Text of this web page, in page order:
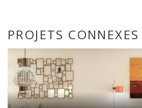
PROJETS CONNEXES